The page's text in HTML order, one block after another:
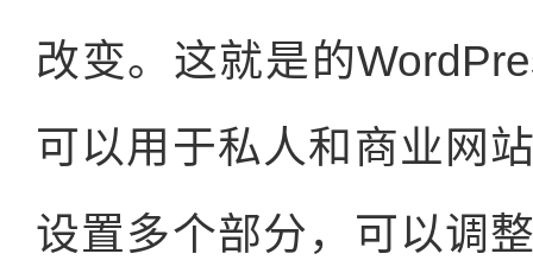
改变。这就是的
可以用于私人和商业网
设置多个部分，可以调